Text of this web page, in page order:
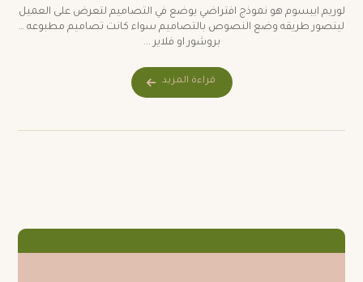
لوريم ايبسوم هو نموذج افتراضي يوضع في التصاميم لتعرض على العميل
ليتصور طريقه وضع النصوص بالتصاميم سواء كانت تصاميم مطبوعه …
بروشور او فلاير ...
قراءة المزيد